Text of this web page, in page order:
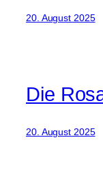
20. August 2025
Die
20. August 2025